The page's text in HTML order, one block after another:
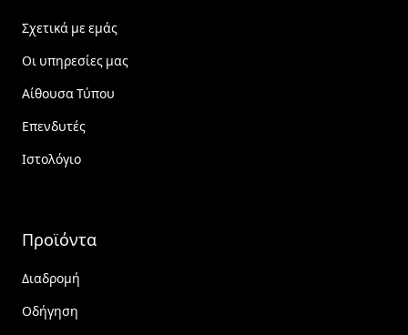
Σχετικά με εμάς
Οι υπηρεσίες μας
Αίθουσα Τύπου
Επενδυτές
Ιστολόγιο
Προϊόντα
Διαδρομή
Οδήγηση